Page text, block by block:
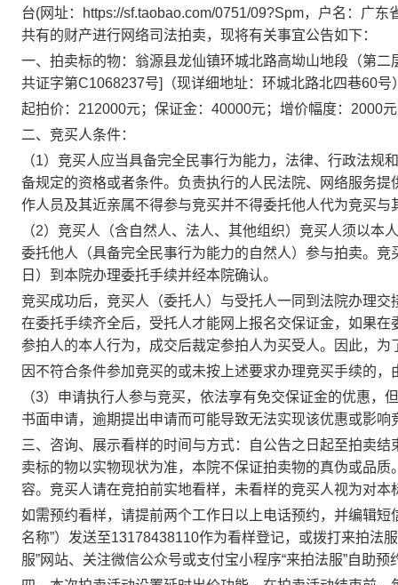
台(网址：https://sf.taobao.com/0751/09?Spm，户名： 广东
共有的财产进行网络司法拍卖，现将有关事宜公告如下：
一、 拍卖标的物： 翁源县龙仙镇环城北路高坳山地段（第二
共证字第C1068237号]（现详细地址：环城北路北四巷60号
起拍价： 212000元； 保证金： 40000元； 增价幅度： 2000元
二、 竞买人条件：
（1） 竞买人应当具备完全民事行为能力，法律、行政法规
备规定的资格或者条件。负责执行的人民法院、网络服务
作人员及其近亲属不得参与竞买并不得委托他人代为竞买与
（2） 竞买人（含自然人、法人、其他组织）竞买人须以本
委托他人（具备完全民事行为能力的自然人）参与拍卖。
日）到本院办理委托手续并经本院确认。
竞买成功后，竞买人（委托人）与受托人一同到法院办理
在委托手续齐全后，受托人才能网上报名交保证金，如果
参拍人的本人行为，成交后裁定参拍人为买受人。
因此，为
因不符合条件参加竞买的或未按上述要求办理竞买手续的
（3） 申请执行人参与竞买，依法享有免交保证金的优惠，
书面申请，逾期提出申请而可能导致无法实现该优惠或影
三、 咨询、展示看样的时间与方式：自公告之日起至拍卖
卖标的物以实物现状为准，本院不保证拍卖物的真伪或品质
容。竞买人请在竞拍前实地看样，未看样的竞买人视为对本
如需预约看样，请提前两个工作日以上 电话预约，并编辑短
名称”）发送至13178438110作为看样登记， 或拨打来拍法
服”网站、关注微信公众号或支付宝小程序“来拍法服”自助预